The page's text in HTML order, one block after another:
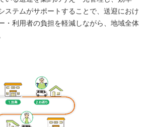
ステムがサポートすることで、送迎におけ
・利用者の負担を軽減しながら、地域全体